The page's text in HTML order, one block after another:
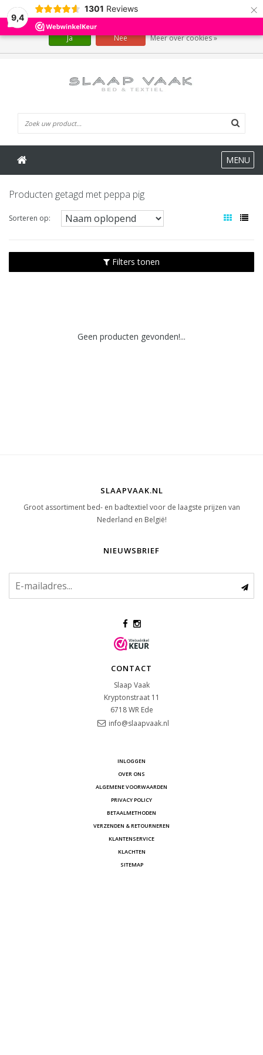
9,4
1301 Reviews ×
MENU
Producten getagd met peppa pig
Sorteren op:
Filters tonen
Geen producten gevonden!...
SLAAPVAAK.NL
Groot assortiment bed- en badtextiel voor de laagste prijzen van
Nederland en België!
NIEUWSBRIEF
CONTACT
Slaap Vaak
Kryptonstraat 11
6718 WR Ede
info@slaapvaak.nl
INLOGGEN
OVER ONS
ALGEMENE VOORWAARDEN
PRIVACY POLICY
BETAALMETHODEN
VERZENDEN & RETOURNEREN
KLANTENSERVICE
KLACHTEN
SITEMAP
Wij slaan cookies op om onze website te verbeteren. Is dat akkoord?
Ja Nee Meer over cookies »